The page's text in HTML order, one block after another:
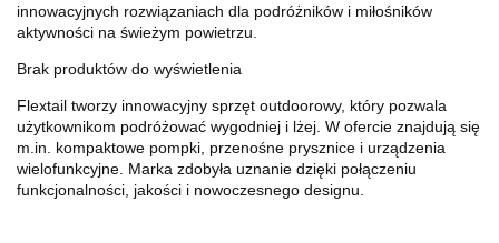
innowacyjnych rozwiązaniach dla podróżników i miłośników
aktywności na świeżym powietrzu.
Brak produktów do wyświetlenia
Flextail tworzy innowacyjny sprzęt outdoorowy, który pozwala
użytkownikom podróżować wygodniej i lżej. W ofercie znajdują się
m.in. kompaktowe pompki, przenośne prysznice i urządzenia
wielofunkcyjne. Marka zdobyła uznanie dzięki połączeniu
funkcjonalności, jakości i nowoczesnego designu.